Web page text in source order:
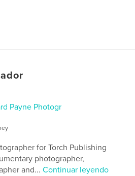
Payne Photogr
for Torch Publishing
photographer,
and...Continuar leyendo